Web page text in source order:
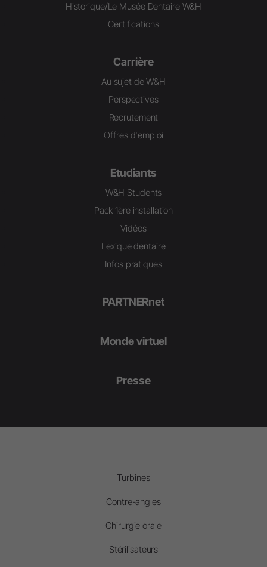
Historique/Le Musée Dentaire W&H
Certifications
Carrière
Au sujet de W&H
Perspectives
Recrutement
Offres d'emploi
Etudiants
W&H Students
Pack 1ère installation
Vidéos
Lexique dentaire
Infos pratiques
PARTNERnet
Monde virtuel
Presse
Turbines
Contre-angles
Chirurgie orale
Stérilisateurs